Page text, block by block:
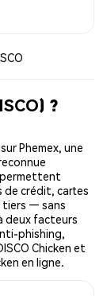
?
Phemex, une
permettent
de crédit, cartes
tiers — sans
deux facteurs
phishing,
Chicken et
en ligne.